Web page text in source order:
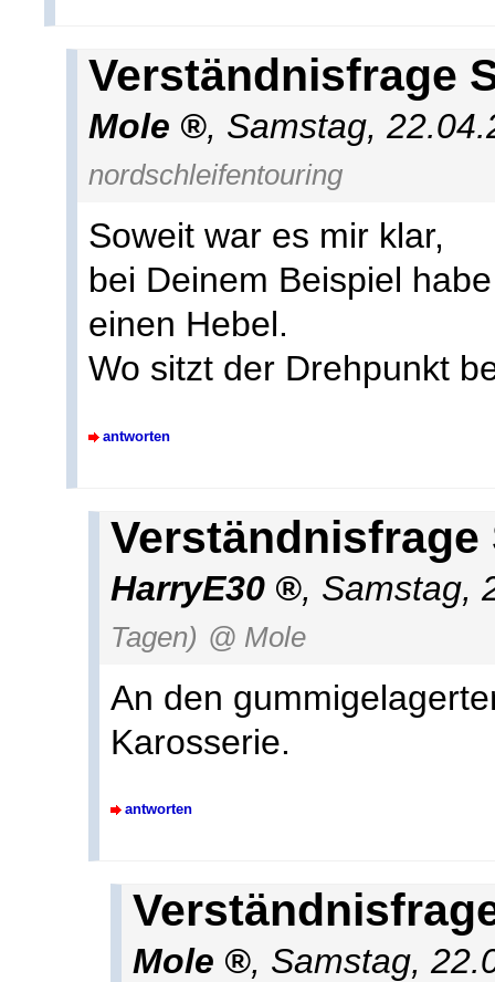
Verständnisfrage
Mole , Samstag,
nordschleifentouring
Soweit war es mir klar,
bei Deinem Beispiel
einen Hebel.
Wo sitzt der Drehpunkt
antworten
Verständnisfrage
HarryE30 , Samstag,
Tagen) @ Mole
An den
Karosserie.
antworten
Mole , Samstag,